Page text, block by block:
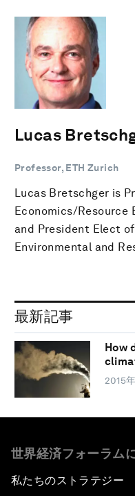
Lucas
Professor, ETH Zurich
Lucas Bretschger is
Economics/Resource
and President Elect
Environmental and
最新記事
How
2015
世界経済フォーラム
私たちのストラテジー